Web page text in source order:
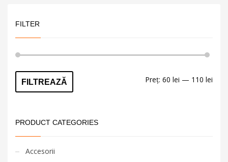
FILTER
FILTREAZĂ Preț: 60 lei — 110 lei
PRODUCT CATEGORIES
Accesorii